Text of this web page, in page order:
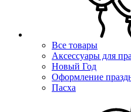
Все товары
Аксессуары для
Новый Год
Оформление
Пасха